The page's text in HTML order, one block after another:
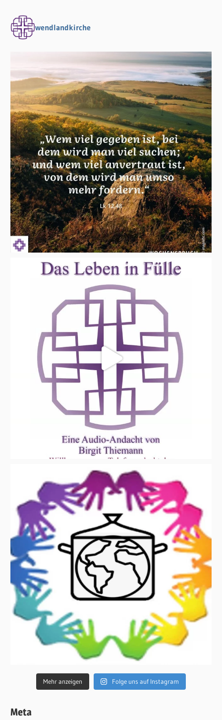
wendlandkirche
Mehr anzeigen Folge uns auf Instagram
Meta